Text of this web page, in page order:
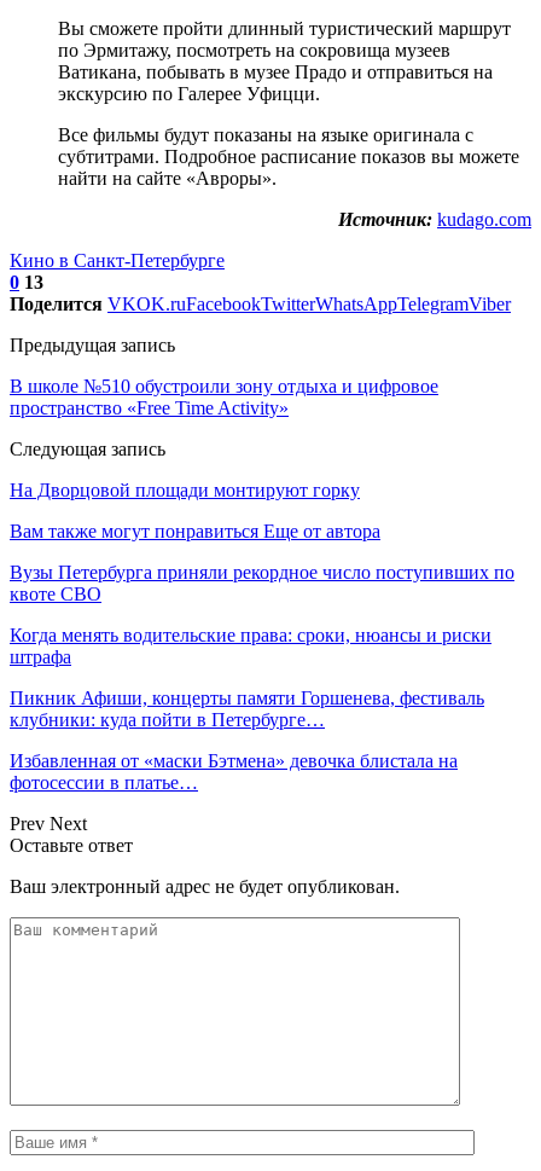
Вы сможете пройти длинный туристический маршрут
по Эрмитажу, посмотреть на сокровища музеев
Ватикана, побывать в музее Прадо и отправиться на
экскурсию по Галерее Уфицци.
Все фильмы будут показаны на языке оригинала с
субтитрами. Подробное расписание показов вы можете
найти на сайте «Авроры».
Источник: kudago.com
Кино в Санкт-Петербурге
0 13
Поделится VKOK.ruFacebookTwitterWhatsAppTelegramViber
Предыдущая запись
В школе №510 обустроили зону отдыха и цифровое
пространство «Free Time Activity»
Следующая запись
На Дворцовой площади монтируют горку
Вам также могут понравиться Еще от автора
Вузы Петербурга приняли рекордное число поступивших по
квоте СВО
Когда менять водительские права: сроки, нюансы и риски
штрафа
Пикник Афиши, концерты памяти Горшенева, фестиваль
клубники: куда пойти в Петербурге…
Избавленная от «маски Бэтмена» девочка блистала на
фотосессии в платье…
Prev Next
Оставьте ответ
Ваш электронный адрес не будет опубликован.